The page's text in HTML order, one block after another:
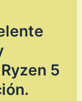
5